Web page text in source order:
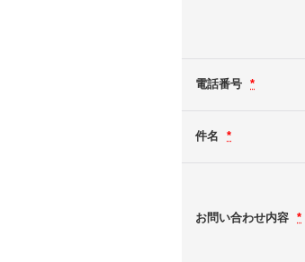
電話番号 *
件名 *
お問い合わせ内容 *